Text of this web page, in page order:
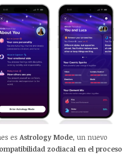
esAstrology Mode, un nuevo
zodiacal en el proceso